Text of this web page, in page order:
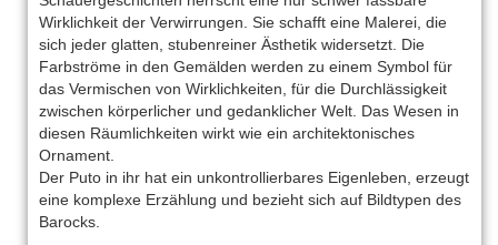
Wirklichkeit der Verwirrungen. Sie schafft eine Malerei, die
sich jeder glatten, stubenreiner Ästhetik widersetzt. Die
Farbströme in den Gemälden werden zu einem Symbol für
das Vermischen von Wirklichkeiten, für die Durchlässigkeit
zwischen körperlicher und gedanklicher Welt. Das Wesen in
diesen Räumlichkeiten wirkt wie ein architektonisches
Ornament.
Der Puto in ihr hat ein unkontrollierbares Eigenleben, erzeugt
eine komplexe Erzählung und bezieht sich auf Bildtypen des
Barocks.